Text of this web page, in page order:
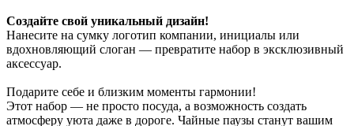
Создайте свой уникальный дизайн!
Нанесите на сумку логотип компании, инициалы или
вдохновляющий слоган — превратите набор в эксклюзивный
аксессуар.
Подарите себе и близким моменты гармонии!
Этот набор — не просто посуда, а возможность создать
атмосферу уюта даже в дороге. Чайные паузы станут вашим